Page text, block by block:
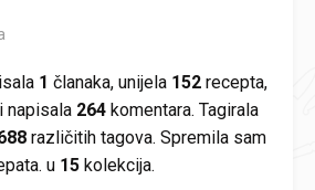
1 članaka, unijela 152 recepta,
napisala 264 komentara. Tagirala
različitih tagova. Spremila sam
u 15 kolekcija.